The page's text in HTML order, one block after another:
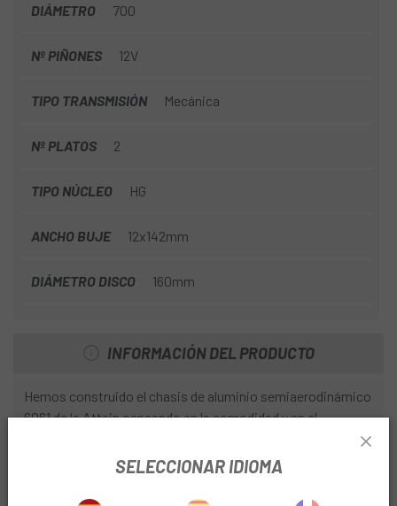
DIÁMETRO 700
Nº PIÑONES 12V
TIPO TRANSMISIÓN Mecánica
Nº PLATOS 2
TIPO NÚCLEO HG
ANCHO BUJE 12x142mm
DIÁMETRO DISCO 160mm
INFORMACIÓN DEL PRODUCTO
Hemos construido el chasis de aluminio semiaerodinámico
6061 de la Attain pensando en la comodidad y en el
lágrima ayuda a que el cuadro se deslice en el aire y la
mientras que las soldaduras lisas dan a las uniones de los
SELECCIONAR IDIOMA